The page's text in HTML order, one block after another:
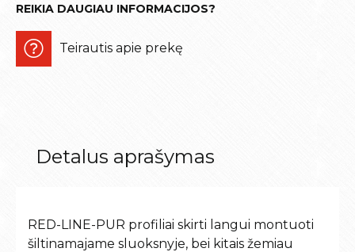
REIKIA DAUGIAU INFORMACIJOS?
Teirautis apie prekę
Detalus aprašymas
RED-LINE-PUR profiliai skirti langui montuoti
šiltinamajame sluoksnyje, bei kitais žemiau